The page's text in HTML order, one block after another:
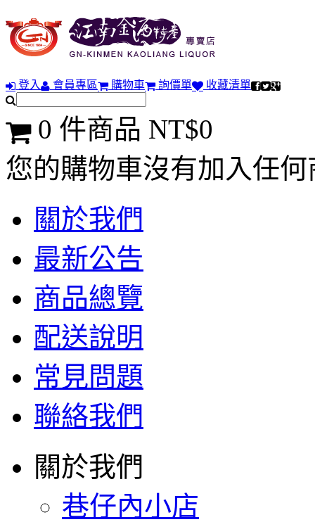
登入 會員專區 購物車 詢價單 收藏清單
0 件商品 NT$0
您的購物車沒有加入任何
關於我們
最新公告
商品總覽
配送說明
常見問題
聯絡我們
關於我們
巷仔內小店